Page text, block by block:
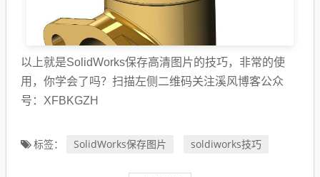
以上就是SolidWorks保存高清图片的技巧，非常的使
用，你学会了吗？扫描左侧二维码关注溪风博客公众
号：XFBKGZH
标签： SolidWorks保存图片 soldiworks技巧